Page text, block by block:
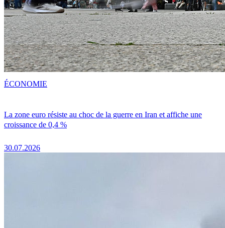
La zone euro résiste au choc de la guerre en Iran et affiche une
croissance de 0,4 %
30.07.2026
ÉCONOMIE